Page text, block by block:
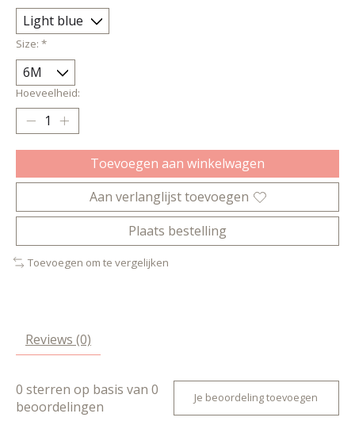
Size: *
Hoeveelheid:
Toevoegen aan winkelwagen
Aan verlanglijst toevoegen
Plaats bestelling
Toevoegen om te vergelijken
Reviews (0)
0 sterren op basis van 0
beoordelingen
Je beoordeling toevoegen